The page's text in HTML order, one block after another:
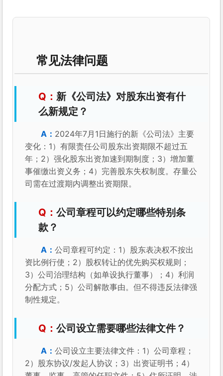
常见法律问题
新《公司法》对股东出资有什
么新规定？
2024年7月1日施行的新《公司法》主要
变化：1）有限责任公司股东出资期限不超过五
年；2）强化股东出资加速到期制度；3）增加董
事催缴出资义务；4）完善股东失权制度。存量公
司需在过渡期内调整出资期限。
公司章程可以约定哪些特别条
款？
公司章程可约定：1）股东表决权不按出
资比例行使；2）股权转让的优先购买权规则；
3）公司治理结构（如单设执行董事）；4）利润
分配方式；5）公司解散事由。但不得违反法律强
制性规定。
公司设立需要哪些法律文件？
公司设立主要法律文件：1）公司章程；
2）股东协议/发起人协议；3）出资证明书；4）